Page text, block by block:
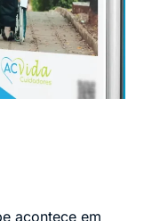
acontece em